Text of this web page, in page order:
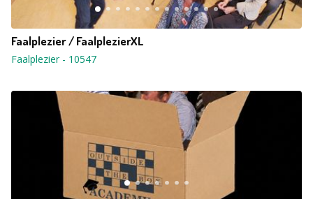
Faalplezier / FaalplezierXL
Faalplezier- 10547